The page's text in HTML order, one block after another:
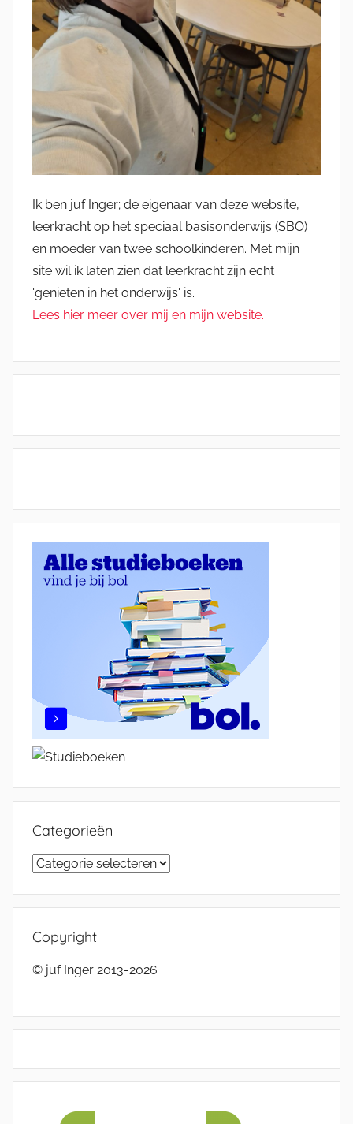
Ik ben juf Inger; de eigenaar van deze website,
leerkracht op het speciaal basisonderwijs (SBO)
en moeder van twee schoolkinderen. Met mijn
site wil ik laten zien dat leerkracht zijn echt
'genieten in het onderwijs' is.
Lees hier meer over mij en mijn website.
Categorieën
Categorieën
Copyright
© juf Inger 2013-2026